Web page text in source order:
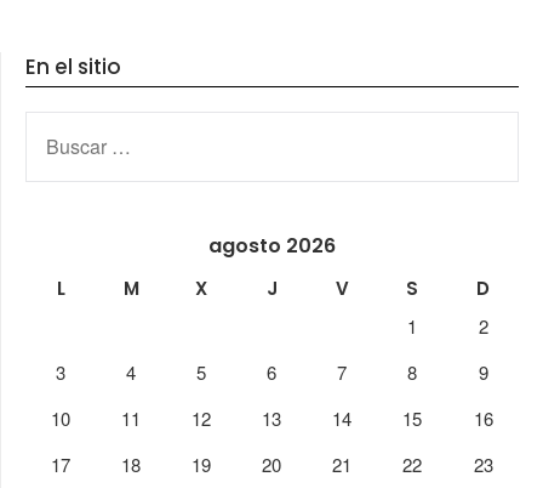
En el sitio
agosto 2026
L M X J V S
D
1
2
3
4 5 6 7 8
9
10
11 12 13 14 15
16
17
18 19 20 21 22
23